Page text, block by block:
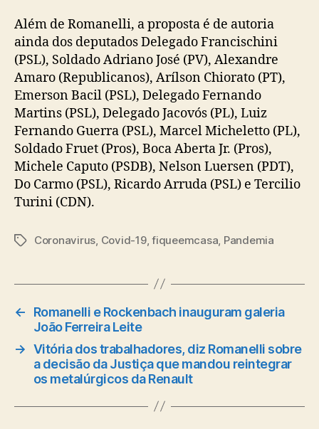
Além de Romanelli, a proposta é de autoria
ainda dos deputados Delegado Francischini
(PSL), Soldado Adriano José (PV), Alexandre
Amaro (Republicanos), Arílson Chiorato (PT),
Emerson Bacil (PSL), Delegado Fernando
Martins (PSL), Delegado Jacovós (PL), Luiz
Fernando Guerra (PSL), Marcel Micheletto (PL),
Soldado Fruet (Pros), Boca Aberta Jr. (Pros),
Michele Caputo (PSDB), Nelson Luersen (PDT),
Do Carmo (PSL), Ricardo Arruda (PSL) e Tercilio
Turini (CDN).
TagsCoronavirus, Covid-19,fiqueemcasa, Pandemia
←
Romanelli e Rockenbach inauguram galeria
João Ferreira Leite
→ Vitória dos trabalhadores, diz Romanelli sobre
a decisão da Justiça que mandou reintegrar
os metalúrgicos da Renault